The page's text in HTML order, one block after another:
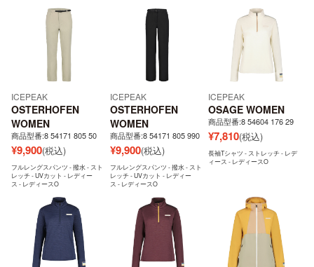
ICEPEAK
OSTERHOFEN
WOMEN
商品型番:8 54171 805 50
¥9,900(税込)
フルレングスパンツ - 撥水 - スト
レッチ - UVカット - レディー
ス - レディースO
ICEPEAK
OSTERHOFEN
WOMEN
商品型番:8 54171 805 990
¥9,900(税込)
フルレングスパンツ - 撥水 - スト
レッチ - UVカット - レディー
ス - レディースO
ICEPEAK
OSAGE WOMEN
商品型番:8 54604 176 29
¥7,810(税込)
長袖Tシャツ - ストレッチ - レデ
ィース - レディースO